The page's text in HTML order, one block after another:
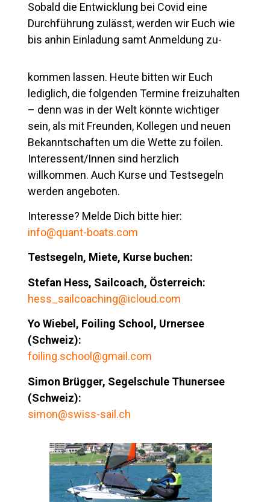
Sobald die Entwicklung bei Covid eine
Durchführung zulässt, werden wir Euch wie
bis anhin Einladung samt Anmeldung zu-
kommen lassen. Heute bitten wir Euch
lediglich, die folgenden Termine freizuhalten
– denn was in der Welt könnte wichtiger
sein, als mit Freunden, Kollegen und neuen
Bekanntschaften um die Wette zu foilen.
Interessent/Innen sind herzlich
willkommen. Auch Kurse und Testsegeln
werden angeboten.
Interesse? Melde Dich bitte hier:
info@quant-boats.com
Testsegeln, Miete, Kurse buchen:
Stefan Hess, Sailcoach, Österreich:
hess_sailcoaching@icloud.com
Yo Wiebel, Foiling School, Urnersee
(Schweiz):
foiling.school@gmail.com
Simon Brügger, Segelschule Thunersee
(Schweiz):
simon@swiss-sail.ch